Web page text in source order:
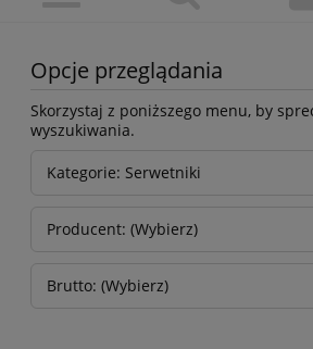
Opcje przeglądania
Skorzystaj z poniższego menu, by
wyszukiwania.
Kategorie: Serwetniki
Producent: (Wybierz)
Brutto: (Wybierz)